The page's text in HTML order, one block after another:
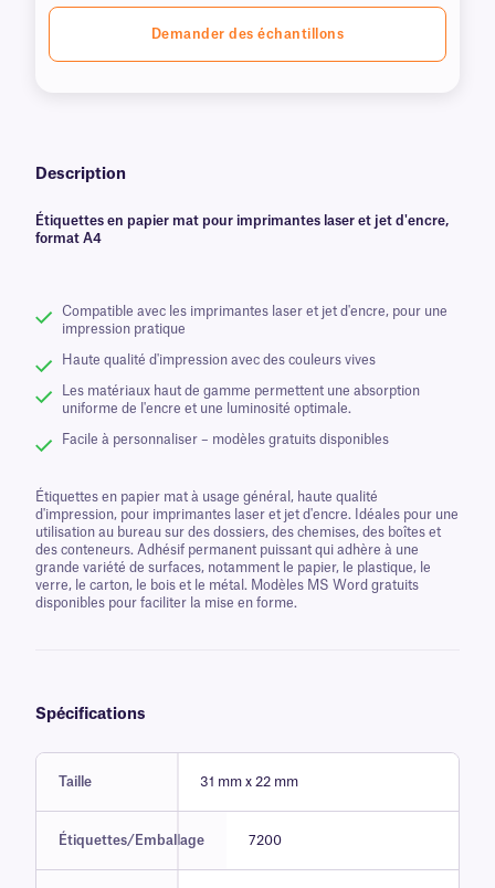
Demander des échantillons
Description
Étiquettes en papier mat pour imprimantes laser et jet d'encre,
format A4
Compatible avec les imprimantes laser et jet d'encre, pour une
impression pratique
Haute qualité d'impression avec des couleurs vives
Les matériaux haut de gamme permettent une absorption
uniforme de l'encre et une luminosité optimale.
Facile à personnaliser – modèles gratuits disponibles
Étiquettes en papier mat à usage général, haute qualité
d'impression, pour imprimantes laser et jet d'encre. Idéales pour une
utilisation au bureau sur des dossiers, des chemises, des boîtes et
des conteneurs. Adhésif permanent puissant qui adhère à une
grande variété de surfaces, notamment le papier, le plastique, le
verre, le carton, le bois et le métal. Modèles MS Word gratuits
disponibles pour faciliter la mise en forme.
Spécifications
Taille 31 mm x 22 mm
Étiquettes/Emballage 7200